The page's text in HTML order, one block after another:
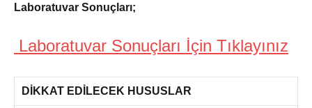
Laboratuvar Sonuçları;
Laboratuvar Sonuçları İçin Tıklayınız
DİKKAT EDİLECEK HUSUSLAR